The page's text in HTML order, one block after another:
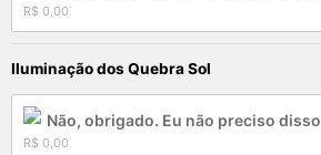
R$ 0,00
Iluminação dos Quebra Sol
Não, obrigado. Eu não preciso disso
R$ 0,00